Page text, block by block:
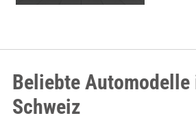
Beliebte Automodelle
Schweiz